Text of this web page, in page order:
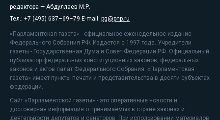
редактора — Абдуллаев М.Р.
Тел.: +7 (495) 637–69–79 E-mail: pg@pnp.ru
«Парламентская газета» - официальное еженедельное издание
Федерального Собрания РФ. Издается с 1997 года. Учредители
газеты - Государственная Дума и Совет Федерации РФ. Официальный
публикатор федеральных конституционных законов, федеральных
законов и актов палат Федерального Собрания. «Парламентская
газета» имеет пункты печати и представительства в десяти субъектах
федерации.
Сайт «Парламентской газеты» - это оперативные новости и
достоверная информация о принимаемых в стране законах и
деятельности депутатов и сенаторов. При использовании материалов